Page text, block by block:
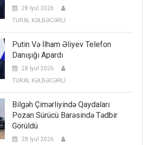
28 İyul 2026
TURAL KƏLBƏCƏRLİ
Putin Və İlham Əliyev Telefon
Danışığı Apardı
28 İyul 2026
TURAL KƏLBƏCƏRLİ
Bilgəh Çimərliyində Qaydaları
Pozan Sürücü Barəsində Tədbir
Görüldü
28 İyul 2026